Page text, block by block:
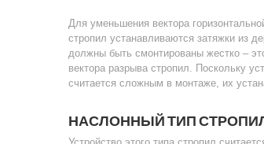
Для уменьшения вектора
стропил устанавливаются затяжки из
должны быть смонтированы жестко –
вектора разрыва стропил. Поскольку
считается сложным в монтаже, их
НАСЛОННЫЙ ТИП